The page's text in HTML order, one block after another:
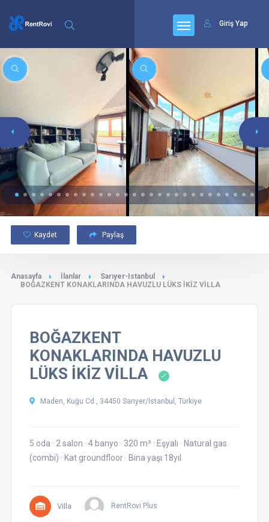
Giriş Yap
Kaydet Paylaş
Anasayfa İlanlar
Sarıyer-Istanbul
BOĞAZKENT KONAKLARINDA HAVUZLU LÜKS İKİZ VİLLA
BOĞAZKENT
KONAKLARINDA HAVUZLU
LÜKS İKİZ VİLLA
Maden, Kuğu Cd., 34450 Sarıyer/İstanbul, Türkiye
5 oda · 2 salon · 4 banyo · 320 m² · Eşyalı · Natural gas
(combi) · Kat groundfloor · Bina yaşı 18yıl
Villa RentRovi Plus